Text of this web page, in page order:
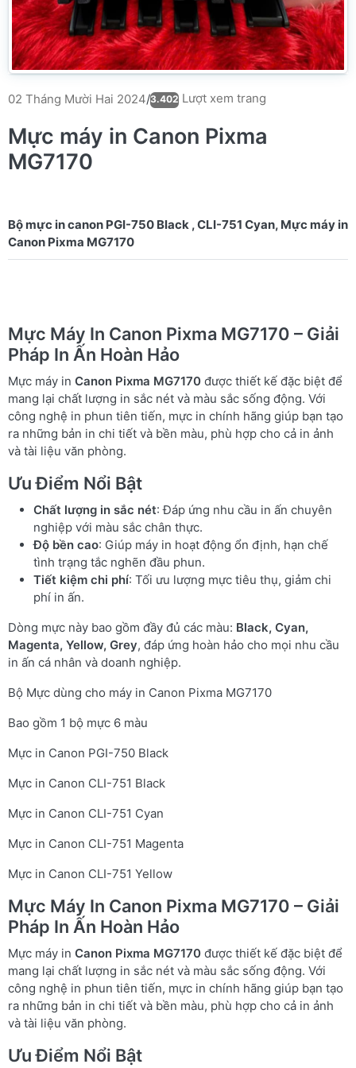
02 Tháng Mười Hai 2024/3.402 Lượt xem trang
Mực máy in Canon Pixma
MG7170
Bộ mực in canon PGI-750 Black , CLI-751 Cyan, Mực máy in
Mực Máy In Canon Pixma MG7170 – Giải
Pháp In Ấn Hoàn Hảo
Mực máy in Canon Pixma MG7170 được thiết kế đặc biệt để
mang lại chất lượng in sắc nét và màu sắc sống động. Với
công nghệ in phun tiên tiến, mực in chính hãng giúp bạn tạo
ra những bản in chi tiết và bền màu, phù hợp cho cả in ảnh
và tài liệu văn phòng.
Ưu Điểm Nổi Bật
Chất lượng in sắc nét: Đáp ứng nhu cầu in ấn chuyên
nghiệp với màu sắc chân thực.
Độ bền cao: Giúp máy in hoạt động ổn định, hạn chế
tình trạng tắc nghẽn đầu phun.
Tiết kiệm chi phí: Tối ưu lượng mực tiêu thụ, giảm chi
phí in ấn.
Dòng mực này bao gồm đầy đủ các màu: Black, Cyan,
Magenta, Yellow, Grey, đáp ứng hoàn hảo cho mọi nhu cầu
in ấn cá nhân và doanh nghiệp.
Bộ Mực dùng cho máy in Canon Pixma MG7170
Bao gồm 1 bộ mực 6 màu
Mực in Canon PGI-750 Black
Mực in Canon CLI-751 Black
Mực in Canon CLI-751 Cyan
Mực in Canon CLI-751 Magenta
Mực in Canon CLI-751 Yellow
Mực Máy In Canon Pixma MG7170 – Giải
Pháp In Ấn Hoàn Hảo
Mực máy in Canon Pixma MG7170 được thiết kế đặc biệt để
mang lại chất lượng in sắc nét và màu sắc sống động. Với
công nghệ in phun tiên tiến, mực in chính hãng giúp bạn tạo
ra những bản in chi tiết và bền màu, phù hợp cho cả in ảnh
và tài liệu văn phòng.
Ưu Điểm Nổi Bật